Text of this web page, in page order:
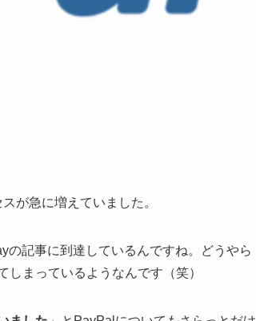
が急に増えていました。
記事に到達しているんですね。どうやら
まっているようなんです（笑）